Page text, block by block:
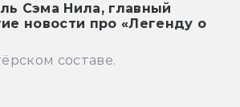
Сэма Нила, главный
новости про «Легенду о
составе.